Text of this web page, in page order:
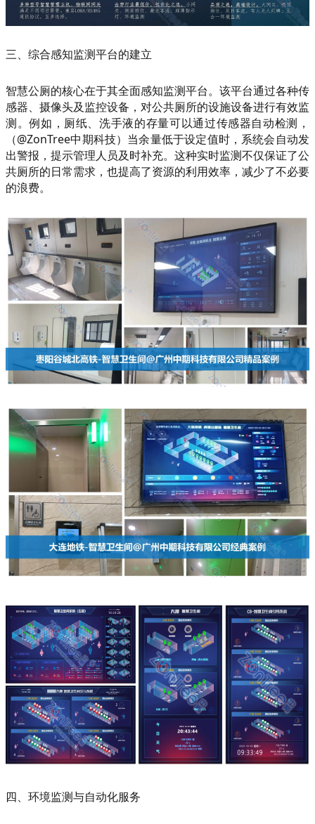
三、综合感知监测平台的建立
智慧公厕的核心在于其全面感知监测平台。该平台通过各种传
感器、摄像头及监控设备，对公共厕所的设施设备进行有效监
测。例如，厕纸、洗手液的存量可以通过传感器自动检测，
（@ZonTree中期科技）当余量低于设定值时，系统会自动发
出警报，提示管理人员及时补充。这种实时监测不仅保证了公
共厕所的日常需求，也提高了资源的利用效率，减少了不必要
的浪费。
四、环境监测与自动化服务